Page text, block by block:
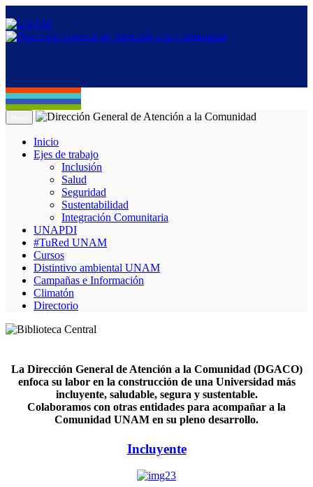
Inicio
Ejes de trabajo
Inclusión
Salud
Seguridad
Sustentabilidad
Integración Comunitaria
UNAPDI
#TuRed UNAM
Cursos
Distintivo ambiental UNAM
Campañas e Información
Climatón
Directorio
La Dirección General de Atención a la Comunidad (DGACO)
enfoca su labor en la construcción de una Universidad más
incluyente, saludable, segura y sustentable.
Colaboramos con otras entidades para acompañar a la
Comunidad UNAM en su pleno desarrollo.
Incluyente